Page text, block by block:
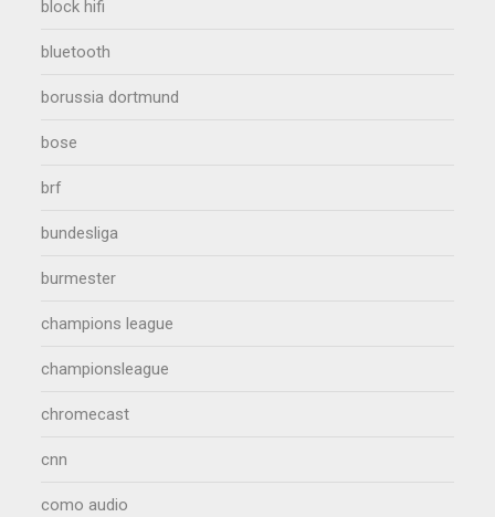
block hifi
bluetooth
borussia dortmund
bose
brf
bundesliga
burmester
champions league
championsleague
chromecast
cnn
como audio